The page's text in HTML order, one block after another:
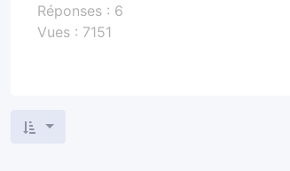
Réponses : 6
Vues : 7151